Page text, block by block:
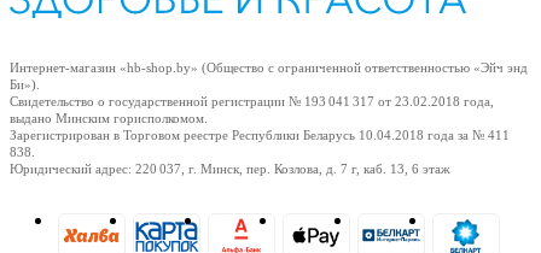
Интернет-магазин «hb-shop.by» (Общество с ограниченной ответственностью «Эйч энд
Би»).
Свидетельство о государственной регистрации № 193 041 317 от 23.02.2018 года,
выдано Минским горисполкомом.
Зарегистрирован в Торговом реестре Республики Беларусь 10.04.2018 года за № 411
838.
Юридический адрес: 220 037, г. Минск, пер. Козлова, д. 7 г, каб. 13, 6 этаж